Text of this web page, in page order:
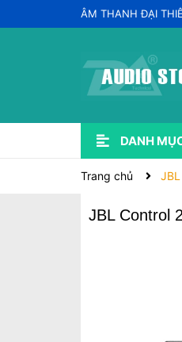
ÂM THANH ĐẠI
DANH
Trang chủ
JBL Control